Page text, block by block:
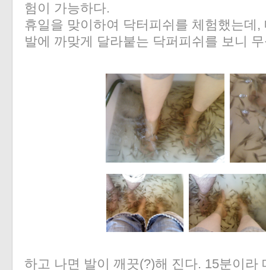
험이 가능하다.
휴일을 맞이하여 닥터피쉬를 체험했는데,
발에 까맞게 달라붙는 닥퍼피쉬를 보니
하고 나면 발이 깨끗(?)해 진다. 15분이라